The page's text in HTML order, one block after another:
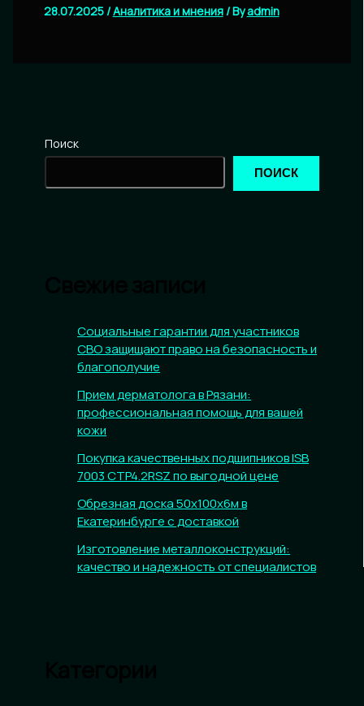
28.07.2025/Аналитика и мнения/ Byadmin
Поиск
ПОИСК
Социальные гарантии для участников
СВО защищают право на безопасность и
благополучие
Прием дерматолога в Рязани:
профессиональная помощь для вашей
кожи
Покупка качественных подшипников ISB
7003 CTP4.2RSZ по выгодной цене
Обрезная доска 50х100х6м в
Екатеринбурге с доставкой
Изготовление металлоконструкций:
качество и надежность от специалистов